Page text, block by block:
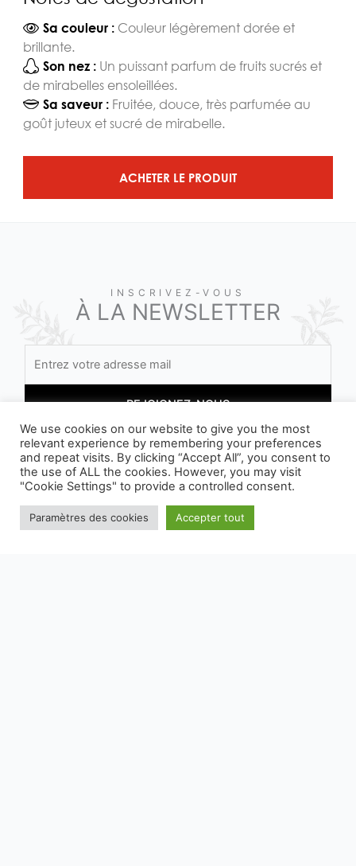
Sa couleur : Couleur légèrement dorée et
brillante.
Son nez : Un puissant parfum de fruits sucrés et
de mirabelles ensoleillées.
Sa saveur : Fruitée, douce, très parfumée au
goût juteux et sucré de mirabelle.
ACHETER LE PRODUIT
INSCRIVEZ-VOUS
À LA NEWSLETTER
En vous inscrivant, vous acceptez nos conditions
We use cookies on our website to give you the most
relevant experience by remembering your preferences
and repeat visits. By clicking “Accept All”, you consent to
the use of ALL the cookies. However, you may visit
"Cookie Settings" to provide a controlled consent.
Paramètres des cookies Accepter tout